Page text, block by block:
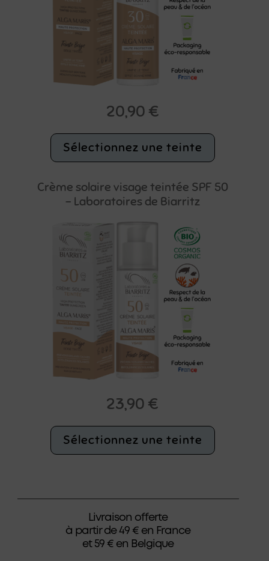
20,90 €
Sélectionnez une teinte
Crème solaire visage teintée SPF 50
– Laboratoires de Biarritz
23,90 €
Sélectionnez une teinte
Livraison offerte
à partir de 49 € en France
et 59 € en Belgique